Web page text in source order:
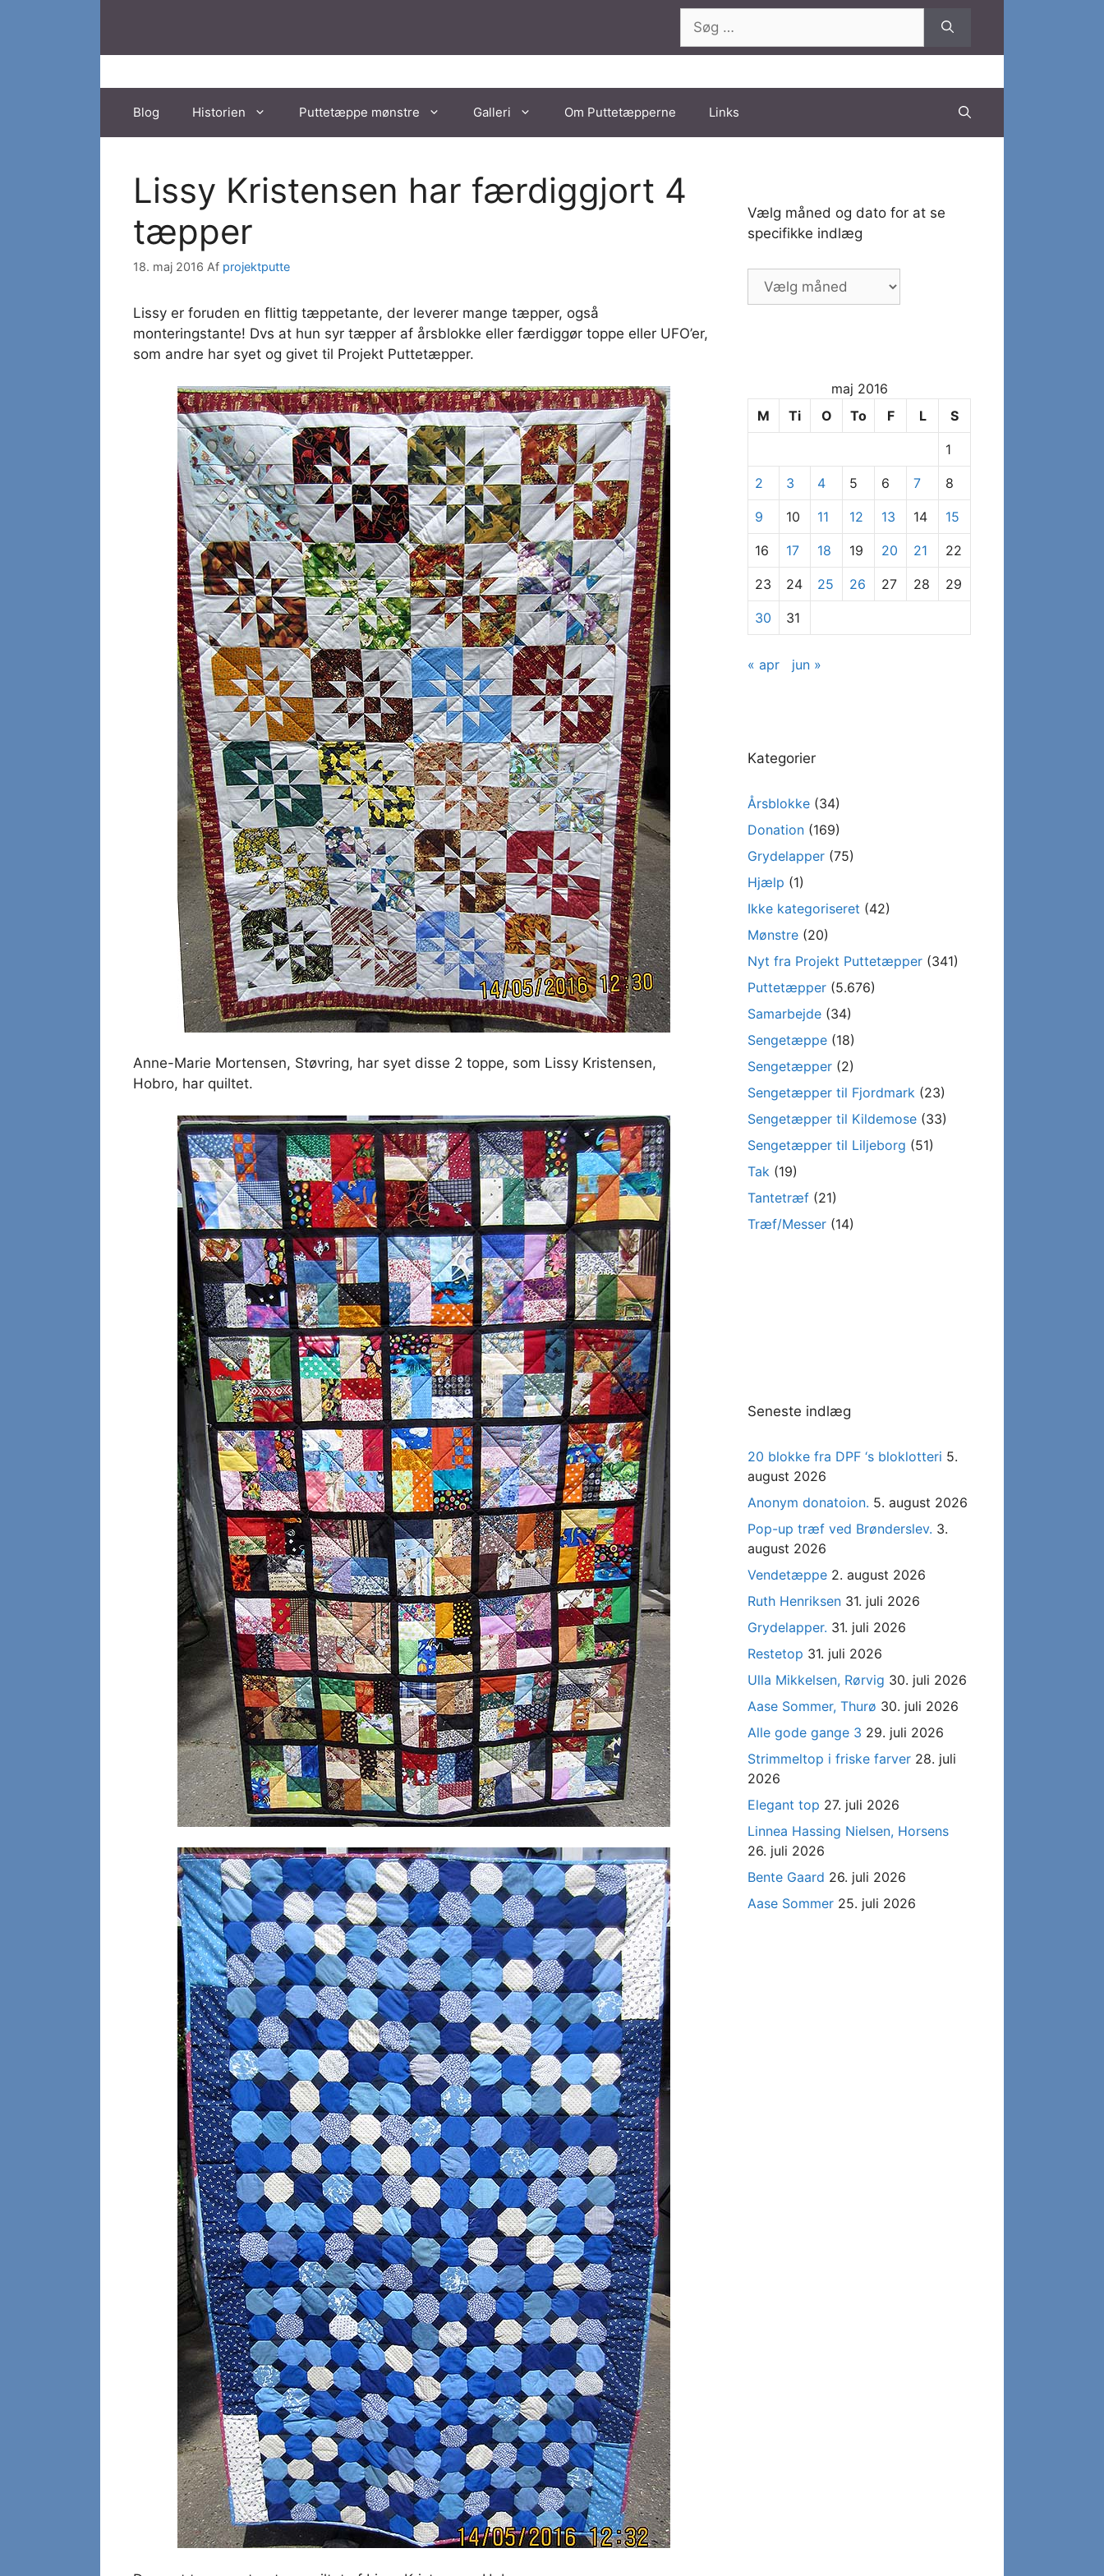
efter:
Blog Historien Puttetæppe mønstre Galleri Om Puttetæpperne Links
Lissy Kristensen har færdiggjort 4
tæpper
18. maj 2016 Af projektputte
Lissy er foruden en flittig tæppetante, der leverer mange tæpper, også
monteringstante! Dvs at hun syr tæpper af årsblokke eller færdiggør toppe eller UFO’er,
som andre har syet og givet til Projekt Puttetæpper.
Anne-Marie Mortensen, Støvring, har syet disse 2 toppe, som Lissy Kristensen,
Hobro, har quiltet.
Vælg måned og dato for at se
specifikke indlæg
Vælg
måned
se
specifikke
indlæg
maj 2016
M
Ti O To F L S
1
2 3 4 5 6 7 8
9 10 11 12 13 14 15
16 17 18 19 20 21 22
23 24 25 26 27 28 29
30 31
« apr jun »
Kategorier
Årsblokke (34)
Donation (169)
Grydelapper (75)
Hjælp (1)
Ikke kategoriseret (42)
Mønstre (20)
Nyt fra Projekt Puttetæpper (341)
Puttetæpper (5.676)
Samarbejde (34)
Sengetæppe (18)
Sengetæpper (2)
Sengetæpper til Fjordmark (23)
Sengetæpper til Kildemose (33)
Sengetæpper til Liljeborg (51)
Tak (19)
Tantetræf (21)
Træf/Messer (14)
Seneste indlæg
20 blokke fra DPF ‘s bloklotteri 5.
august 2026
Anonym donatoion. 5. august 2026
Pop-up træf ved Brønderslev. 3.
august 2026
Vendetæppe 2. august 2026
Ruth Henriksen 31. juli 2026
Grydelapper. 31. juli 2026
Restetop 31. juli 2026
Ulla Mikkelsen, Rørvig 30. juli 2026
Aase Sommer, Thurø 30. juli 2026
Alle gode gange 3 29. juli 2026
Strimmeltop i friske farver 28. juli
2026
Elegant top 27. juli 2026
Linnea Hassing Nielsen, Horsens
26. juli 2026
Bente Gaard 26. juli 2026
Aase Sommer 25. juli 2026